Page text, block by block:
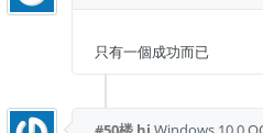
只有一個成功而已